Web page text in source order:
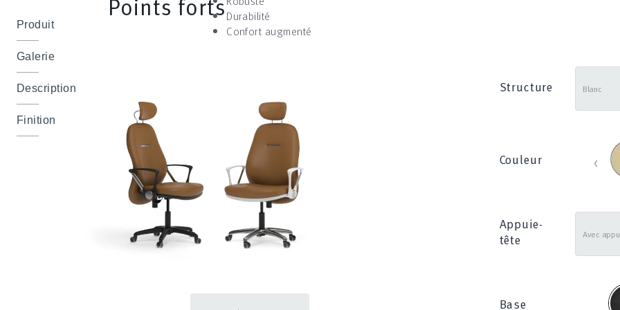
Produit
Galerie
Description
Finition
Durabilité
Confort augmenté
Structure
Couleur
_
‹
Appuie-
tête
Base